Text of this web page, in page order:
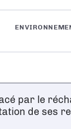
par le
de ses